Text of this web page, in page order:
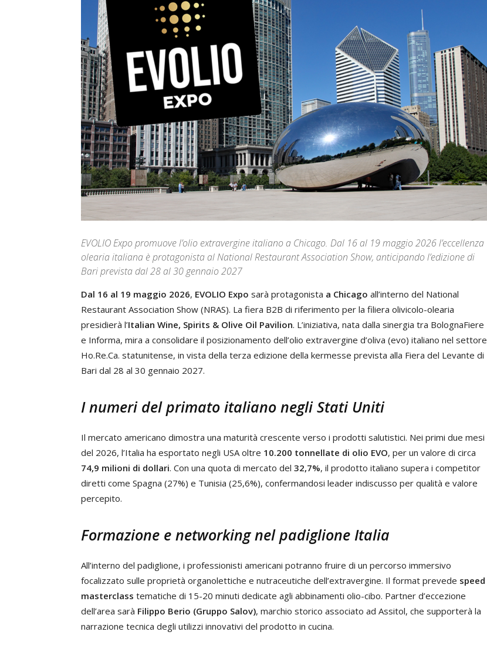
EVOLIO Expo promuove l’olio extravergine italiano a Chicago. Dal 16 al 19 maggio 2026 l’eccellenza
olearia italiana è protagonista al National Restaurant Association Show, anticipando l’edizione di
Bari prevista dal 28 al 30 gennaio 2027
Dal 16 al 19 maggio 2026, EVOLIO Expo sarà protagonista a Chicago all’interno del National
Restaurant Association Show (NRAS). La fiera B2B di riferimento per la filiera olivicolo-olearia
presidierà l’Italian Wine, Spirits & Olive Oil Pavilion. L’iniziativa, nata dalla sinergia tra BolognaFiere
e Informa, mira a consolidare il posizionamento dell’olio extravergine d’oliva (evo) italiano nel settore
Ho.Re.Ca. statunitense, in vista della terza edizione della kermesse prevista alla Fiera del Levante di
Bari dal 28 al 30 gennaio 2027.
I numeri del primato italiano negli Stati Uniti
Il mercato americano dimostra una maturità crescente verso i prodotti salutistici. Nei primi due mesi
del 2026, l’Italia ha esportato negli USA oltre 10.200 tonnellate di olio EVO, per un valore di circa
74,9 milioni di dollari. Con una quota di mercato del 32,7%, il prodotto italiano supera i competitor
diretti come Spagna (27%) e Tunisia (25,6%), confermandosi leader indiscusso per qualità e valore
percepito.
Formazione e networking nel padiglione Italia
All’interno del padiglione, i professionisti americani potranno fruire di un percorso immersivo
focalizzato sulle proprietà organolettiche e nutraceutiche dell’extravergine. Il format prevede speed
masterclass tematiche di 15-20 minuti dedicate agli abbinamenti olio-cibo. Partner d’eccezione
dell’area sarà Filippo Berio (Gruppo Salov), marchio storico associato ad Assitol, che supporterà la
narrazione tecnica degli utilizzi innovativi del prodotto in cucina.